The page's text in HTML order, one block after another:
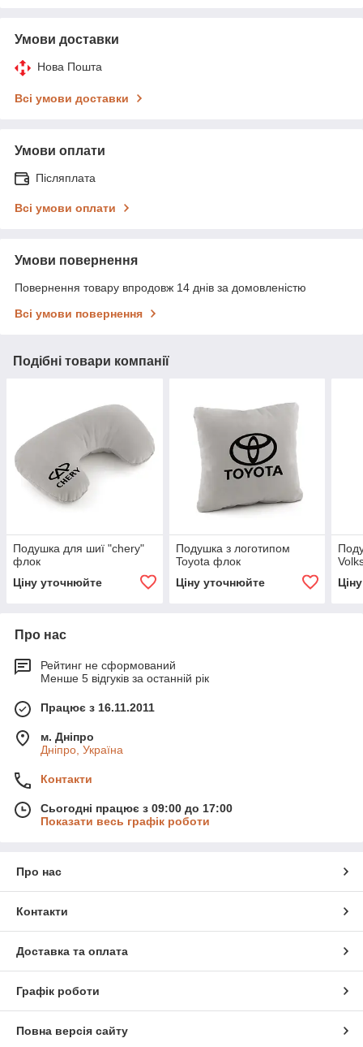
Умови доставки
Нова Пошта
Всі умови доставки
Умови оплати
Післяплата
Всі умови оплати
Умови повернення
Повернення товару впродовж 14 днів за домовленістю
Всі умови повернення
Подібні товари компанії
Подушка для шиї "chery"
флок
Ціну уточнюйте
Подушка з логотипом
Toyota флок
Ціну уточнюйте
Про нас
Рейтинг не сформований
Менше 5 відгуків за останній рік
Працює з 16.11.2011
м. Дніпро
Дніпро, Україна
Контакти
Сьогодні працює з 09:00 до 17:00
Показати весь графік роботи
Про нас
Контакти
Доставка та оплата
Графік роботи
Повна версія сайту